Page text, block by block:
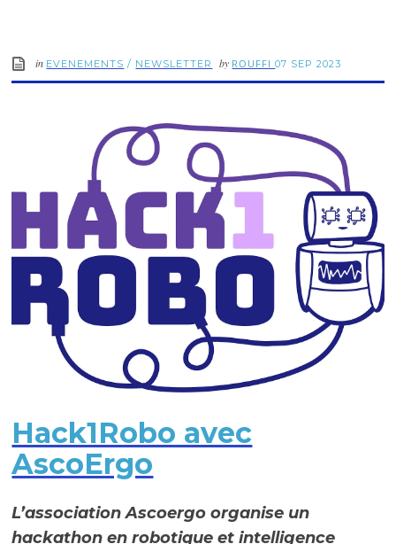
in EVENEMENTS / NEWSLETTER by ROUFFI07 SEP 2023
Hack1Robo avec
AscoErgo
L’association Ascoergo organise un
hackathon en robotique et intelligence